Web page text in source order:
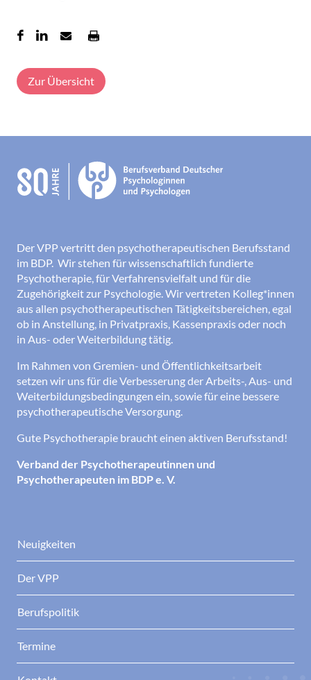
Zur Übersicht
Der VPP vertritt den psychotherapeutischen Berufsstand
im BDP. Wir stehen für wissenschaftlich fundierte
Psychotherapie, für Verfahrensvielfalt und für die
Zugehörigkeit zur Psychologie. Wir vertreten Kolleg*innen
aus allen psychotherapeutischen Tätigkeitsbereichen, egal
ob in Anstellung, in Privatpraxis, Kassenpraxis oder noch
in Aus- oder Weiterbildung tätig.
Im Rahmen von Gremien- und Öffentlichkeitsarbeit
setzen wir uns für die Verbesserung der Arbeits-, Aus- und
Weiterbildungsbedingungen ein, sowie für eine bessere
psychotherapeutische Versorgung.
Gute Psychotherapie braucht einen aktiven Berufsstand!
Verband der Psychotherapeutinnen und
Psychotherapeuten im BDP e. V.
Neuigkeiten
Der VPP
Berufspolitik
Termine